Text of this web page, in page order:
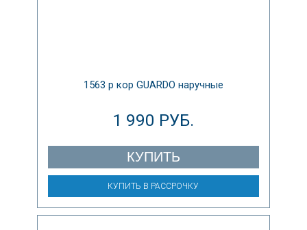
1563 р кор GUARDO наручные
1 990 РУБ.
КУПИТЬ
КУПИТЬ В РАССРОЧКУ